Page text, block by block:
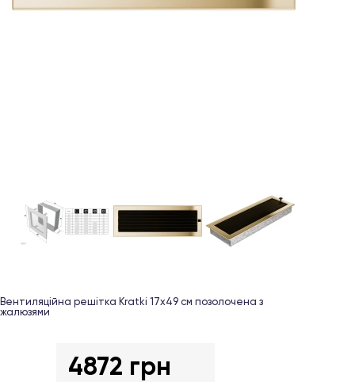
Вентиляційна решітка Kratki 17х49 см позолочена з
жалюзями
4872 грн